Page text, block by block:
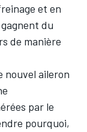
et en
du
de manière
nouvel aileron
par le
pourquoi,